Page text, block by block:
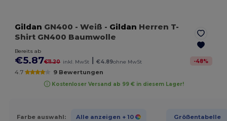
Gildan GN400 - Weiß - Gildan Herren T-
Shirt GN400 Baumwolle
Bereits ab
€5.87€11.20 inkl. MwSt | €4.89ohne MwSt -48%
4.7 9 Bewertungen
Kostenloser Versand ab 99 € in diesem Lager!
Farbe auswahl: Alle anzeigen + 10 Größentabelle